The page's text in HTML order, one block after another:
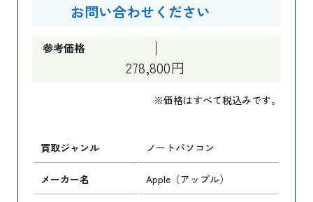
お問い合わせください
参考価格
278,800円
※価格はすべて税込みです。
買取ジャンル ノートパソコン
メーカー名 Apple（アップル）